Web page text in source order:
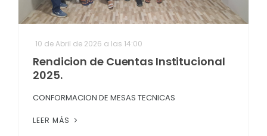
10 de Abril de 2026 a las 14:00
Rendicion de Cuentas Institucional
2025.
CONFORMACION DE MESAS TECNICAS
LEER MÁS